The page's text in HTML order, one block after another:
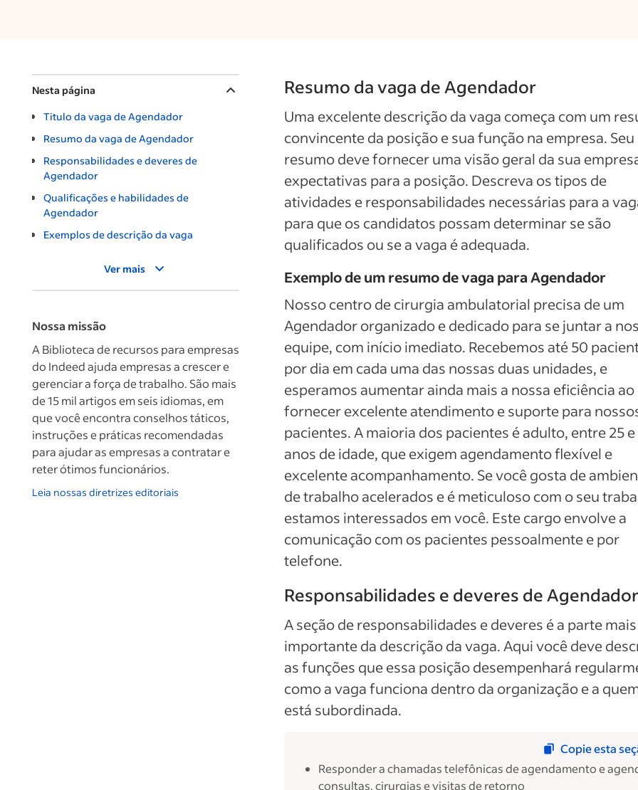
Nesta página
Titulo da vaga de Agendador
Resumo da vaga de Agendador
Responsabilidades e deveres de
Agendador
Qualificações e habilidades de
Agendador
Exemplos de descrição da vaga
Ver mais
Nossa missão
A Biblioteca de recursos para empresas
do Indeed ajuda empresas a crescer e
gerenciar a força de trabalho. São mais
de 15 mil artigos em seis idiomas, em
que você encontra conselhos táticos,
instruções e práticas recomendadas
para ajudar as empresas a contratar e
reter ótimos funcionários.
Leia nossas diretrizes editoriais
Resumo da vaga de Agendador
Uma excelente descrição da vaga começa com um
convincente da posição e sua função na empresa. Seu
resumo deve fornecer uma visão geral da sua
expectativas para a posição. Descreva os tipos de
atividades e responsabilidades necessárias para a
para que os candidatos possam determinar se são
qualificados ou se a vaga é adequada.
Exemplo de um resumo de vaga para Agendador
Nosso centro de cirurgia ambulatorial precisa de um
Agendador organizado e dedicado para se juntar a
equipe, com início imediato. Recebemos até 50
por dia em cada uma das nossas duas unidades, e
esperamos aumentar ainda mais a nossa eficiência ao
fornecer excelente atendimento e suporte para
pacientes. A maioria dos pacientes é adulto, entre 25
anos de idade, que exigem agendamento flexível e
excelente acompanhamento. Se você gosta de
de trabalho acelerados e é meticuloso com o seu
estamos interessados em você. Este cargo envolve a
comunicação com os pacientes pessoalmente e por
telefone.
Responsabilidades e deveres de Agendador
A seção de responsabilidades e deveres é a parte mais
importante da descrição da vaga. Aqui você deve
as funções que essa posição desempenhará
como a vaga funciona dentro da organização e a
está subordinada.
Copie esta
Responder a chamadas telefônicas de agendamento e
consultas, cirurgias e visitas de retorno